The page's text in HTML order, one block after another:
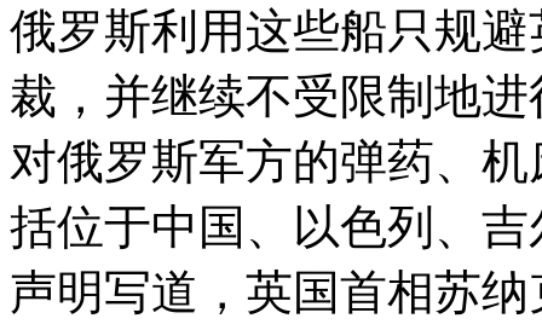
俄罗斯利用这些船只规
裁，并继续不受限制地
对俄罗斯军方的弹药、
括位于中国、以色列、
声明写道，英国首相苏